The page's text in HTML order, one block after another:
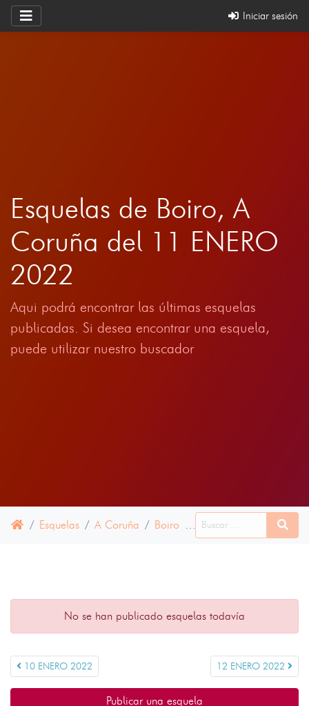
Iniciar sesión
Esquelas de Boiro, A
Coruña del 11 ENERO
2022
Aqui podrá encontrar las últimas esquelas
publicadas. Si desea encontrar una esquela,
puede utilizar nuestro buscador
Esquelas A Coruña Boiro 11 ENERO 2022
No se han publicado esquelas todavía
10 ENERO 2022 12 ENERO 2022
Publicar una esquela